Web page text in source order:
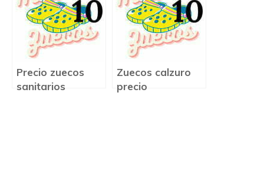
Precio zuecos
sanitarios
Zuecos calzuro
precio